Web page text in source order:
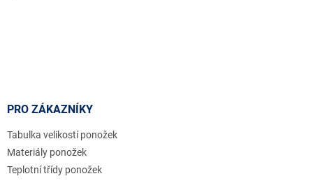
PRO ZÁKAZNÍKY
Tabulka velikostí ponožek
Materiály ponožek
Teplotní třídy ponožek